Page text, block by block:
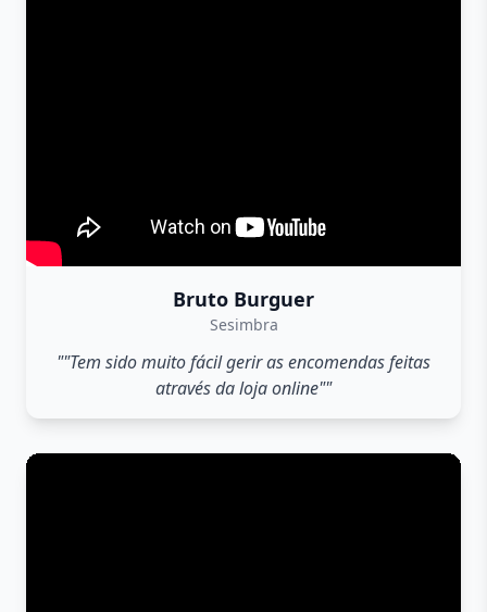
Bruto Burguer
Sesimbra
""Tem sido muito fácil gerir as encomendas feitas
através da loja online""